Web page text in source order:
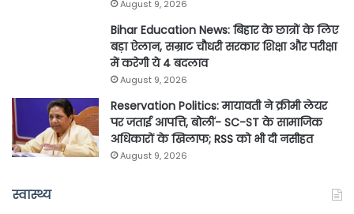
August 9, 2026
Bihar Education News: बिहार के छात्रों के लिए
बड़ा ऐलान, सम्राट चौधरी सरकार शिक्षा और परीक्षा
में करेगी ये 4 बदलाव
August 9, 2026
Reservation Politics: मायावती ने क्रीमी लेयर
पर जताई आपत्ति, बोलीं- SC-ST के सामाजिक
अधिकारों के खिलाफ; RSS को भी दी नसीहत
August 9, 2026
स्वास्थ्य